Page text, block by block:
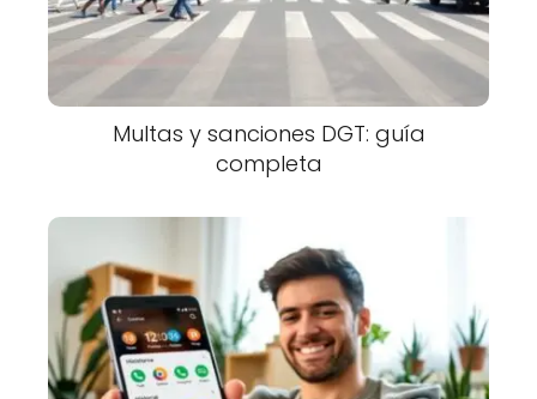
Multas y sanciones DGT: guía
completa